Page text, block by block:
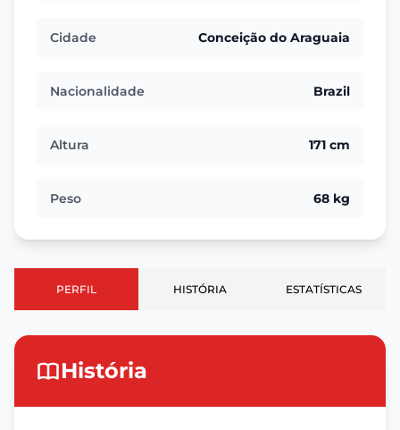
Cidade Conceição do Araguaia
Nacionalidade Brazil
Altura 171 cm
Peso 68 kg
PERFIL HISTÓRIA ESTATÍSTICAS
História